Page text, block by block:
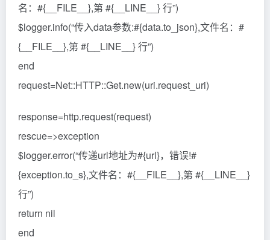
名：#{__FILE__},第 #{__LINE__} 行”)
$logger.info(“传入data参数:#{data.to_json},文件名：#
{__FILE__},第 #{__LINE__} 行”)
end
request=Net::HTTP::Get.new(uri.request_uri)
response=http.request(request)
rescue=>exception
$logger.error(“传递url地址为#{url}，错误!#
{exception.to_s},文件名：#{__FILE__},第 #{__LINE__}
行”)
return nil
end